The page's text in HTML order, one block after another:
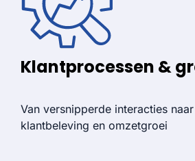
Klantprocessen &
Van versnipperde interacties
klantbeleving en omzetgroei